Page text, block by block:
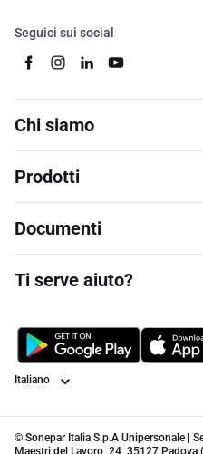
Seguici sui social
Chi siamo
Prodotti
Documenti
Ti serve aiuto?
Lingua
© Sonepar Italia S.p.A Unipersonale |
Maestri del Lavoro, 24, 35127